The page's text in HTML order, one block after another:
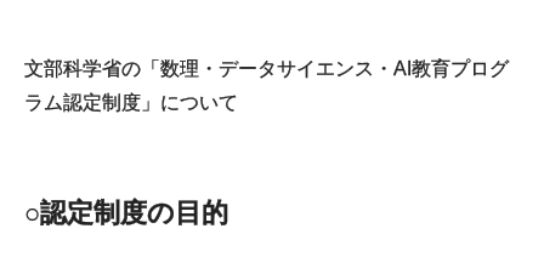
文部科学省の「数理・データサイエンス・AI教育プログ
ラム認定制度」について
○認定制度の目的